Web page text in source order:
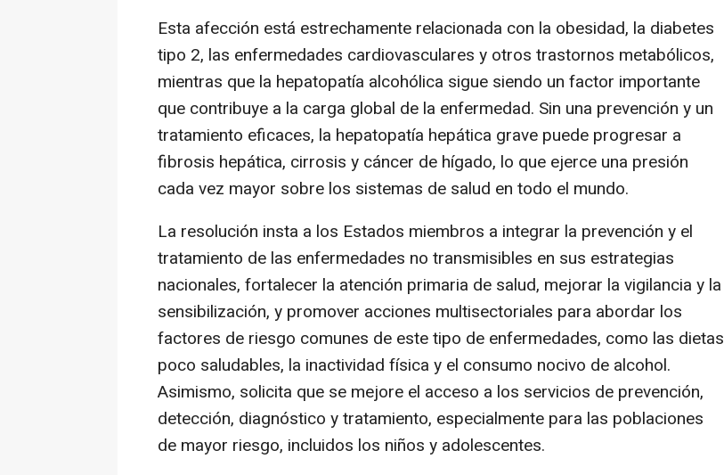
Esta afección está estrechamente relacionada con la obesidad, la diabetes
tipo 2, las enfermedades cardiovasculares y otros trastornos metabólicos,
mientras que la hepatopatía alcohólica sigue siendo un factor importante
que contribuye a la carga global de la enfermedad. Sin una prevención y un
tratamiento eficaces, la hepatopatía hepática grave puede progresar a
fibrosis hepática, cirrosis y cáncer de hígado, lo que ejerce una presión
cada vez mayor sobre los sistemas de salud en todo el mundo.
La resolución insta a los Estados miembros a integrar la prevención y el
tratamiento de las enfermedades no transmisibles en sus estrategias
nacionales, fortalecer la atención primaria de salud, mejorar la vigilancia y la
sensibilización, y promover acciones multisectoriales para abordar los
factores de riesgo comunes de este tipo de enfermedades, como las dietas
poco saludables, la inactividad física y el consumo nocivo de alcohol.
Asimismo, solicita que se mejore el acceso a los servicios de prevención,
detección, diagnóstico y tratamiento, especialmente para las poblaciones
de mayor riesgo, incluidos los niños y adolescentes.